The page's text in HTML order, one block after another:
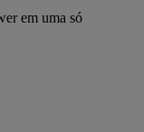
em uma só